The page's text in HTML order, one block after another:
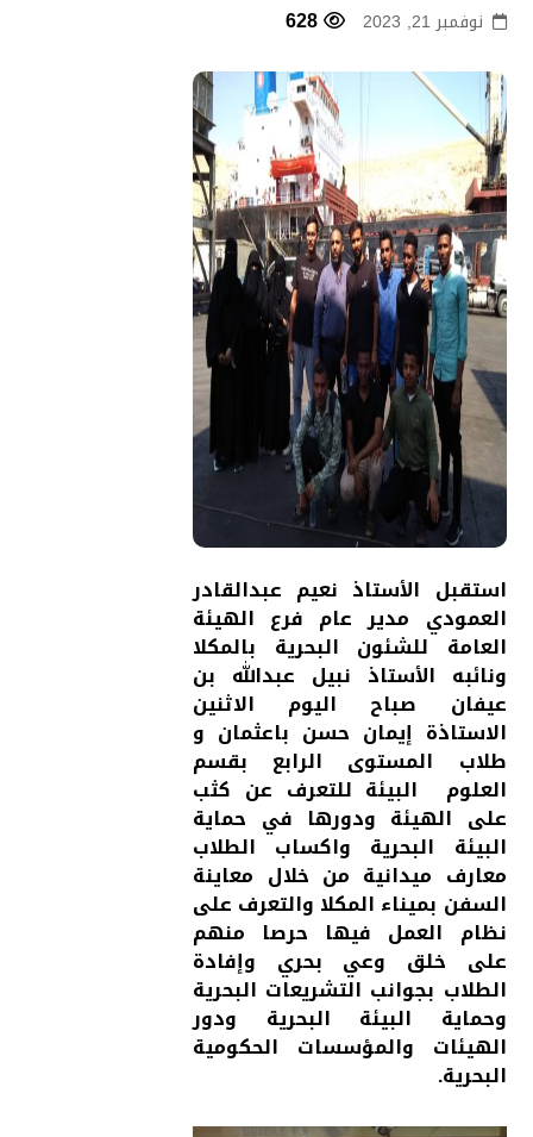
نوفمبر 21, 2023 628
استقبل الأستاذ نعيم عبدالقادر
العمودي مدير عام فرع الهيئة
العامة للشئون البحرية بالمكلا
ونائبه الأستاذ نبيل عبدالله بن
عيفان صباح اليوم الاثنين
الاستاذة إيمان حسن باعثمان و
طلاب المستوى الرابع بقسم
العلوم البيئة للتعرف عن كثب
على الهيئة ودورها في حماية
البيئة البحرية واكساب الطلاب
معارف ميدانية من خلال معاينة
السفن بميناء المكلا والتعرف على
نظام العمل فيها حرصا منهم
على خلق وعي بحري وإفادة
الطلاب بجوانب التشريعات البحرية
وحماية البيئة البحرية ودور
الهيئات والمؤسسات الحكومية
البحرية.